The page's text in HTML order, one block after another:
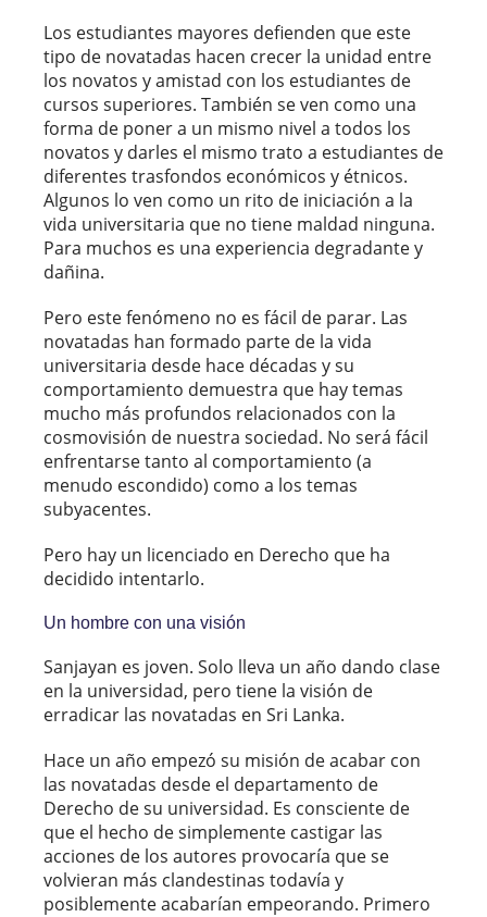
Los estudiantes mayores defienden que este
tipo de novatadas hacen crecer la unidad entre
los novatos y amistad con los estudiantes de
cursos superiores. También se ven como una
forma de poner a un mismo nivel a todos los
novatos y darles el mismo trato a estudiantes de
diferentes trasfondos económicos y étnicos.
Algunos lo ven como un rito de iniciación a la
vida universitaria que no tiene maldad ninguna.
Para muchos es una experiencia degradante y
dañina.
Pero este fenómeno no es fácil de parar. Las
novatadas han formado parte de la vida
universitaria desde hace décadas y su
comportamiento demuestra que hay temas
mucho más profundos relacionados con la
cosmovisión de nuestra sociedad. No será fácil
enfrentarse tanto al comportamiento (a
menudo escondido) como a los temas
subyacentes.
Pero hay un licenciado en Derecho que ha
decidido intentarlo.
Un hombre con una visión
Sanjayan es joven. Solo lleva un año dando clase
en la universidad, pero tiene la visión de
erradicar las novatadas en Sri Lanka.
Hace un año empezó su misión de acabar con
las novatadas desde el departamento de
Derecho de su universidad. Es consciente de
que el hecho de simplemente castigar las
acciones de los autores provocaría que se
volvieran más clandestinas todavía y
posiblemente acabarían empeorando. Primero